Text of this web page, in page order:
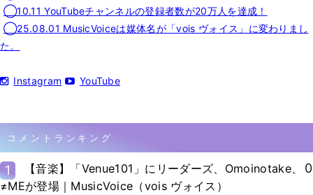
◯10.11 YouTubeチャンネルの登録者数が20万人を達成！
◯25.08.01 MusicVoiceは媒体名が「vois ヴォイス」に変わりまし
た。
Instagram YouTube
コメントランキング
1
【音楽】「Venue101」にリーダーズ、Omoinotake、
≠MEが登場｜MusicVoice（vois ヴォイス）
0